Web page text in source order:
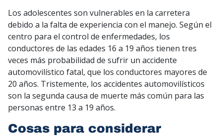
Los adolescentes son vulnerables en la carretera
debido a la falta de experiencia con el manejo. Según el
centro para el control de enfermedades, los
conductores de las edades 16 a 19 años tienen tres
veces más probabilidad de sufrir un accidente
automovilístico fatal, que los conductores mayores de
20 años. Tristemente, los accidentes automovilísticos
son la segunda causa de muerte más común para las
personas entre 13 a 19 años.
Cosas para considerar